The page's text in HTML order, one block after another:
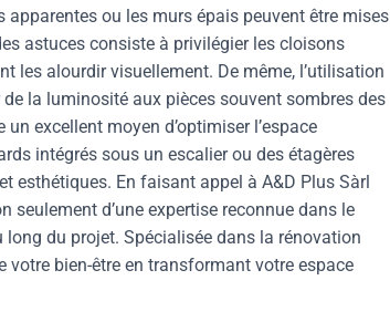
ou les murs épais peuvent être mises
astuces consiste à privilégier les cloisons
les alourdir visuellement. De même, l’utilisation
la luminosité aux pièces souvent sombres des
excellent moyen d’optimiser l’espace
intégrés sous un escalier ou des étagères
esthétiques. En faisant appel à A&D Plus Sàrl
seulement d’une expertise reconnue dans le
du projet. Spécialisée dans la rénovation
votre bien-être en transformant votre espace